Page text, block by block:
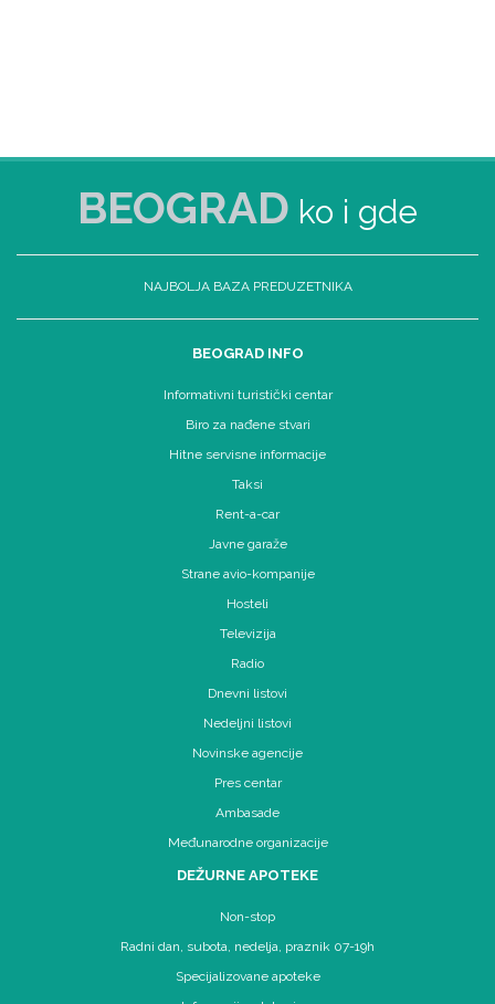
BEOGRAD ko i gde
NAJBOLJA BAZA PREDUZETNIKA
BEOGRAD INFO
Informativni turistički centar
Biro za nađene stvari
Hitne servisne informacije
Taksi
Rent-a-car
Javne garaže
Strane avio-kompanije
Hosteli
Televizija
Radio
Dnevni listovi
Nedeljni listovi
Novinske agencije
Pres centar
Ambasade
Međunarodne organizacije
DEŽURNE APOTEKE
Non-stop
Radni dan, subota, nedelja, praznik 07-19h
Specijalizovane apoteke